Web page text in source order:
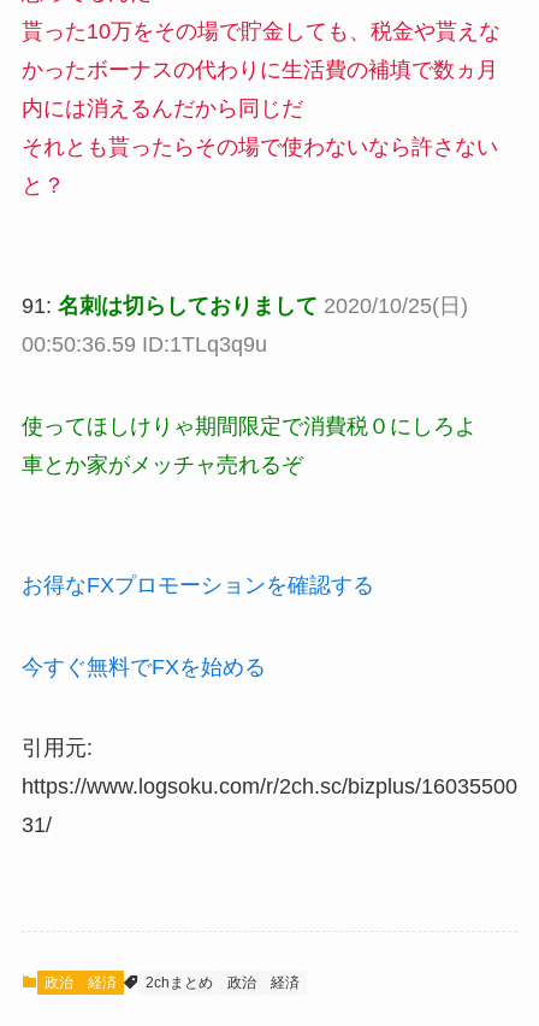
貰った10万をその場で貯金しても、税金や貰えな
かったボーナスの代わりに生活費の補填で数ヵ月
内には消えるんだから同じだ
それとも貰ったらその場で使わないなら許さない
と？
91: 名刺は切らしておりまして 2020/10/25(日)
00:50:36.59 ID:1TLq3q9u
使ってほしけりゃ期間限定で消費税０にしろよ
車とか家がメッチャ売れるぞ
お得なFXプロモーションを確認する
今すぐ無料でFXを始める
引用元:
https://www.logsoku.com/r/2ch.sc/bizplus/16035500
31/
政治 経済 2chまとめ 政治 経済